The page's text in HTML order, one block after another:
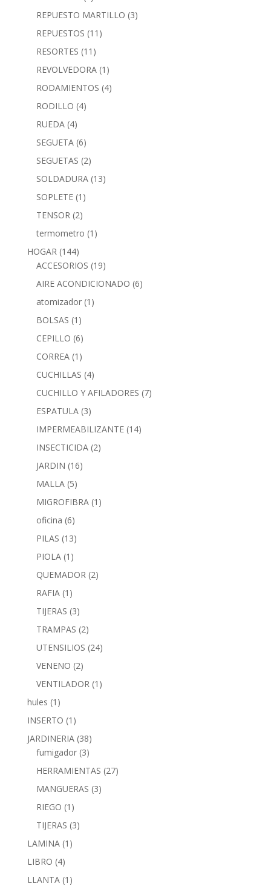
REPUESTO MARTILLO (3)
REPUESTOS (11)
RESORTES (11)
REVOLVEDORA (1)
RODAMIENTOS (4)
RODILLO (4)
RUEDA (4)
SEGUETA (6)
SEGUETAS (2)
SOLDADURA (13)
SOPLETE (1)
TENSOR (2)
termometro (1)
HOGAR (144)
ACCESORIOS (19)
AIRE ACONDICIONADO (6)
atomizador (1)
BOLSAS (1)
CEPILLO (6)
CORREA (1)
CUCHILLAS (4)
CUCHILLO Y AFILADORES (7)
ESPATULA (3)
IMPERMEABILIZANTE (14)
INSECTICIDA (2)
JARDIN (16)
MALLA (5)
MIGROFIBRA (1)
oficina (6)
PILAS (13)
PIOLA (1)
QUEMADOR (2)
RAFIA (1)
TIJERAS (3)
TRAMPAS (2)
UTENSILIOS (24)
VENENO (2)
VENTILADOR (1)
hules (1)
INSERTO (1)
JARDINERIA (38)
fumigador (3)
HERRAMIENTAS (27)
MANGUERAS (3)
RIEGO (1)
TIJERAS (3)
LAMINA (1)
LIBRO (4)
LLANTA (1)